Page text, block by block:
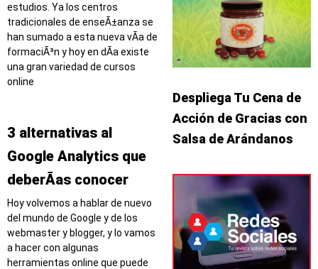
estudios. Ya los centros
tradicionales de enseÃ±anza se
han sumado a esta nueva vÃ­a de
formaciÃ³n y hoy en dÃ­a existe
una gran variedad de cursos
online
3 alternativas al
Google Analytics que
deberÃ­as conocer
Hoy volvemos a hablar de nuevo
del mundo de Google y de los
webmaster y blogger, y lo vamos
a hacer con algunas
herramientas online que puede
Despliega Tu Cena de
Acción de Gracias con
Salsa de Arándanos